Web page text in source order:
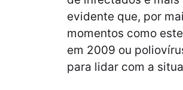
evidente que, por
momentos como
em 2009 ou
para lidar com a